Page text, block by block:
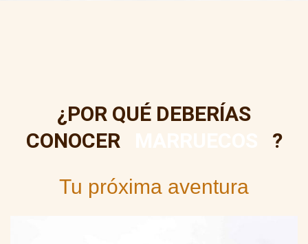
¿POR QUÉ DEBERÍAS
CONOCER
?
Tu próxima aventura